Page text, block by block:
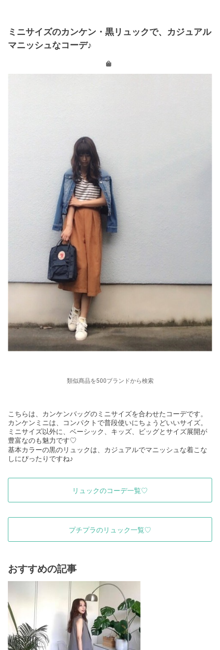
ミニサイズのカンケン・黒リュックで、カジュアル
マニッシュなコーデ♪
類似商品を500ブランドから検索
こちらは、カンケンバッグのミニサイズを合わせたコーデです。
カンケンミニは、コンパクトで普段使いにちょうどいいサイズ。
ミニサイズ以外に、ベーシック、キッズ、ビッグとサイズ展開が
豊富なのも魅力です♡
基本カラーの黒のリュックは、カジュアルでマニッシュな着こな
しにぴったりですね♪
リュックのコーデ一覧♡
プチプラのリュック一覧♡
おすすめの記事